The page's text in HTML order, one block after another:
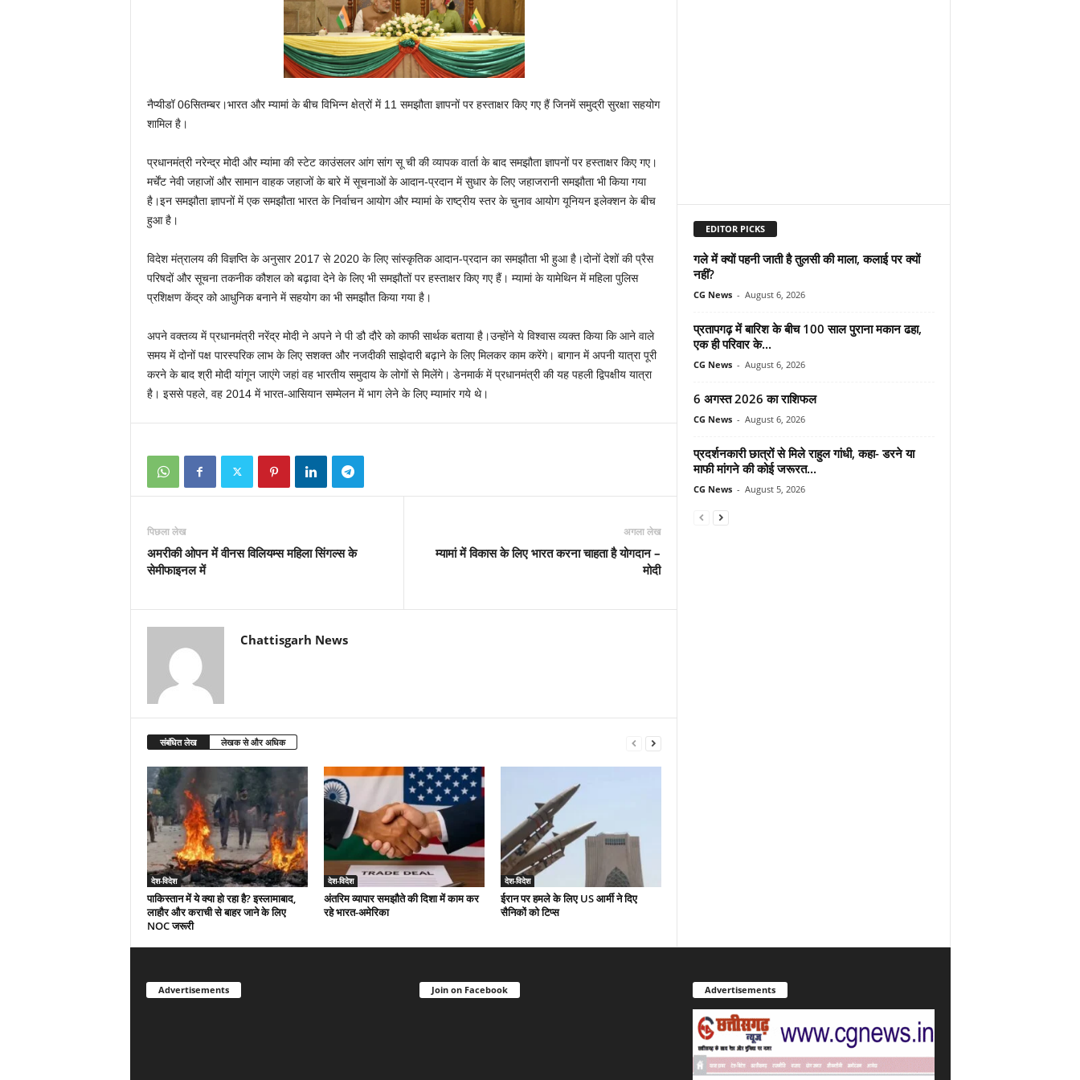
नैप्यीडॉ 06सितम्बर।भारत और म्यामां के बीच विभिन्न क्षेत्रों में 11 समझौता ज्ञापनों पर हस्ताक्षर किए गए हैं जिनमें समुद्री सुरक्षा सहयोग
शामिल है।
प्रधानमंत्री नरेन्द्र मोदी और म्यांमा की स्टेट काउंसलर आंग सांग सू ची की व्यापक वार्ता के बाद समझौता ज्ञापनों पर हस्ताक्षर किए गए।
मर्चेंट नेवी जहाजों और सामान वाहक जहाजों के बारे में सूचनाओं के आदान-प्रदान में सुधार के लिए जहाजरानी समझौता भी किया गया
है।इन समझौता ज्ञापनों में एक समझौता भारत के निर्वाचन आयोग और म्यामां के राष्ट्रीय स्तर के चुनाव आयोग यूनियन इलेक्शन के बीच
हुआ है।
विदेश मंत्रालय की विज्ञप्ति के अनुसार 2017 से 2020 के लिए सांस्कृतिक आदान-प्रदान का समझौता भी हुआ है।दोनों देशों की प्रैस
परिषदों और सूचना तकनीक कौशल को बढ़ावा देने के लिए भी समझौतों पर हस्ताक्षर किए गए हैं। म्यामां के यामेथिन में महिला पुलिस
प्रशिक्षण केंद्र को आधुनिक बनाने में सहयोग का भी समझौत किया गया है।
अपने वक्तव्य में प्रधानमंत्री नरेंद्र मोदी ने अपने ने पी डौ दौरे को काफी सार्थक बताया है।उन्होंने ये विश्वास व्यक्त किया कि आने वाले
समय में दोनों पक्ष पारस्परिक लाभ के लिए सशक्त और नजदीकी साझेदारी बढ़ाने के लिए मिलकर काम करेंगे। बागान में अपनी यात्रा पूरी
करने के बाद श्री मोदी यांगून जाएंगे जहां वह भारतीय समुदाय के लोगों से मिलेंगे। डेनमार्क में प्रधानमंत्री की यह पहली द्विपक्षीय यात्रा
है। इससे पहले, वह 2014 में भारत-आसियान सम्मेलन में भाग लेने के लिए म्यामांर गये थे।
पिछला लेख
अमरीकी ओपन में वीनस विलियम्स महिला सिंगल्स के
सेमीफाइनल में
अगला लेख
म्यामां में विकास के लिए भारत करना चाहता है योगदान –
मोदी
Chattisgarh News
संबंधित लेख लेखक से और अधिक
देश-विदेश
पाकिस्तान में ये क्या हो रहा है? इस्लामाबाद,
लाहौर और कराची से बाहर जाने के लिए
NOC जरूरी
देश-विदेश
अंतरिम व्यापार समझौते की दिशा में काम कर
रहे भारत-अमेरिका
देश-विदेश
ईरान पर हमले के लिए US आर्मी ने दिए
सैनिकों को टिप्स
EDITOR PICKS
गले में क्यों पहनी जाती है तुलसी की माला, कलाई पर क्यों
नहीं?
CG News - August 6, 2026
प्रतापगढ़ में बारिश के बीच 100 साल पुराना मकान ढहा,
एक ही परिवार के...
CG News - August 6, 2026
6 अगस्त 2026 का राशिफल
CG News - August 6, 2026
प्रदर्शनकारी छात्रों से मिले राहुल गांधी, कहा- डरने या
माफी मांगने की कोई जरूरत...
CG News - August 5, 2026
Advertisements Join on Facebook Advertisements